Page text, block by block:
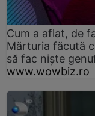
Cum a aflat, de
Mărturia făcută
să fac niște
www.wowbiz.ro